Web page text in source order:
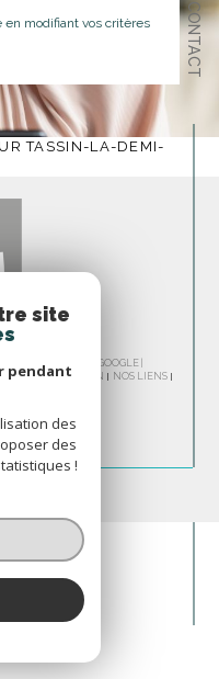
CONTACT
modifiant vos critères
POWERED BY GOOGLE |
LÉGALES ADMIN
NOS LIENS
site
pendant
des
des
!